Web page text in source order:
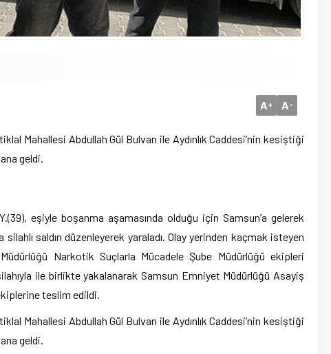
A+ A-
Mahallesi Abdullah Gül Bulvarı ile Aydınlık Caddesi’nin kesiştiği
geldi.
eşiyle boşanma aşamasında olduğu için Samsun’a gelerek
silahlı saldırı düzenleyerek yaraladı. Olay yerinden kaçmak isteyen
Narkotik Suçlarla Mücadele Şube Müdürlüğü ekipleri
ile birlikte yakalanarak Samsun Emniyet Müdürlüğü Asayiş
teslim edildi.
Mahallesi Abdullah Gül Bulvarı ile Aydınlık Caddesi’nin kesiştiği
geldi.